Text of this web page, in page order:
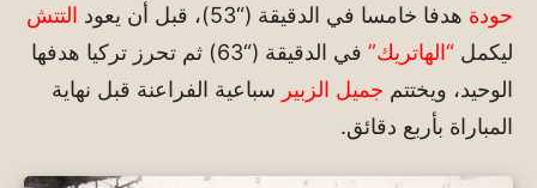
حودة هدفا خامسا في الدقيقة (“53)، قبل أن يعود
التتش
ليكمل “الهاتريك”
في الدقيقة (“63) ثم تحرز تركيا هدفها
الوحيد، ويختتم جميل الزبير سباعية الفراعنة قبل نهاية
المباراة بأربع دقائق.